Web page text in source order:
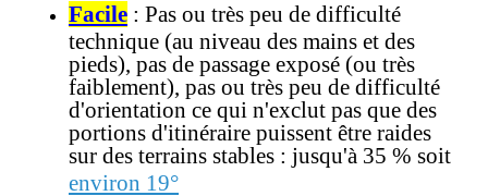
Facile : Pas ou très peu de difficulté
technique (au niveau des mains et des
pieds), pas de passage exposé (ou très
faiblement), pas ou très peu de difficulté
d'orientation ce qui n'exclut pas que des
portions d'itinéraire puissent être raides
sur des terrains stables : jusqu'à 35 % soit
environ 19°